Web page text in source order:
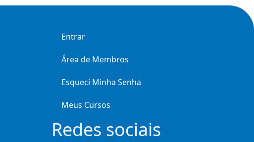
Entrar
Área de Membros
Esqueci Minha Senha
Meus Cursos
Redes sociais